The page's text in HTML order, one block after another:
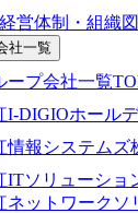
営体制・組織図
社一覧
ープ会社一覧
I-DIGIOホール
情報システムズ
ITソリューショ
ネットワークソ